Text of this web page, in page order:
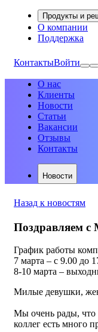
Продукты и
О компании
Поддержка
КонтактыВойти
О нас
Клиенты
Новости
Статьи
Вакансии
Отзывы
Контакты
Новости
Назад к новостям
Поздравляем
График работы
7 марта – с 9.00 до
8-10 марта –
Милые девушки,
Мы очень рады, что
коллег есть много